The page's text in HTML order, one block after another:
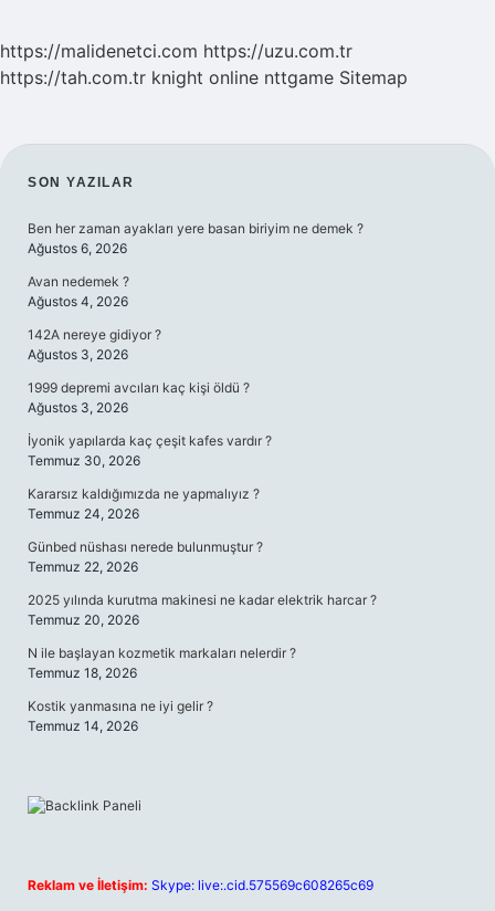
https://malidenetci.com https://uzu.com.tr
https://tah.com.tr knight online nttgame Sitemap
SIDEBAR
SON YAZILAR
Ben her zaman ayakları yere basan biriyim ne demek ?
Ağustos 6, 2026
Avan nedemek ?
Ağustos 4, 2026
142A nereye gidiyor ?
Ağustos 3, 2026
1999 depremi avcıları kaç kişi öldü ?
Ağustos 3, 2026
İyonik yapılarda kaç çeşit kafes vardır ?
Temmuz 30, 2026
Kararsız kaldığımızda ne yapmalıyız ?
Temmuz 24, 2026
Günbed nüshası nerede bulunmuştur ?
Temmuz 22, 2026
2025 yılında kurutma makinesi ne kadar elektrik harcar ?
Temmuz 20, 2026
N ile başlayan kozmetik markaları nelerdir ?
Temmuz 18, 2026
Kostik yanmasına ne iyi gelir ?
Temmuz 14, 2026
Reklam ve İletişim: Skype: live:.cid.575569c608265c69